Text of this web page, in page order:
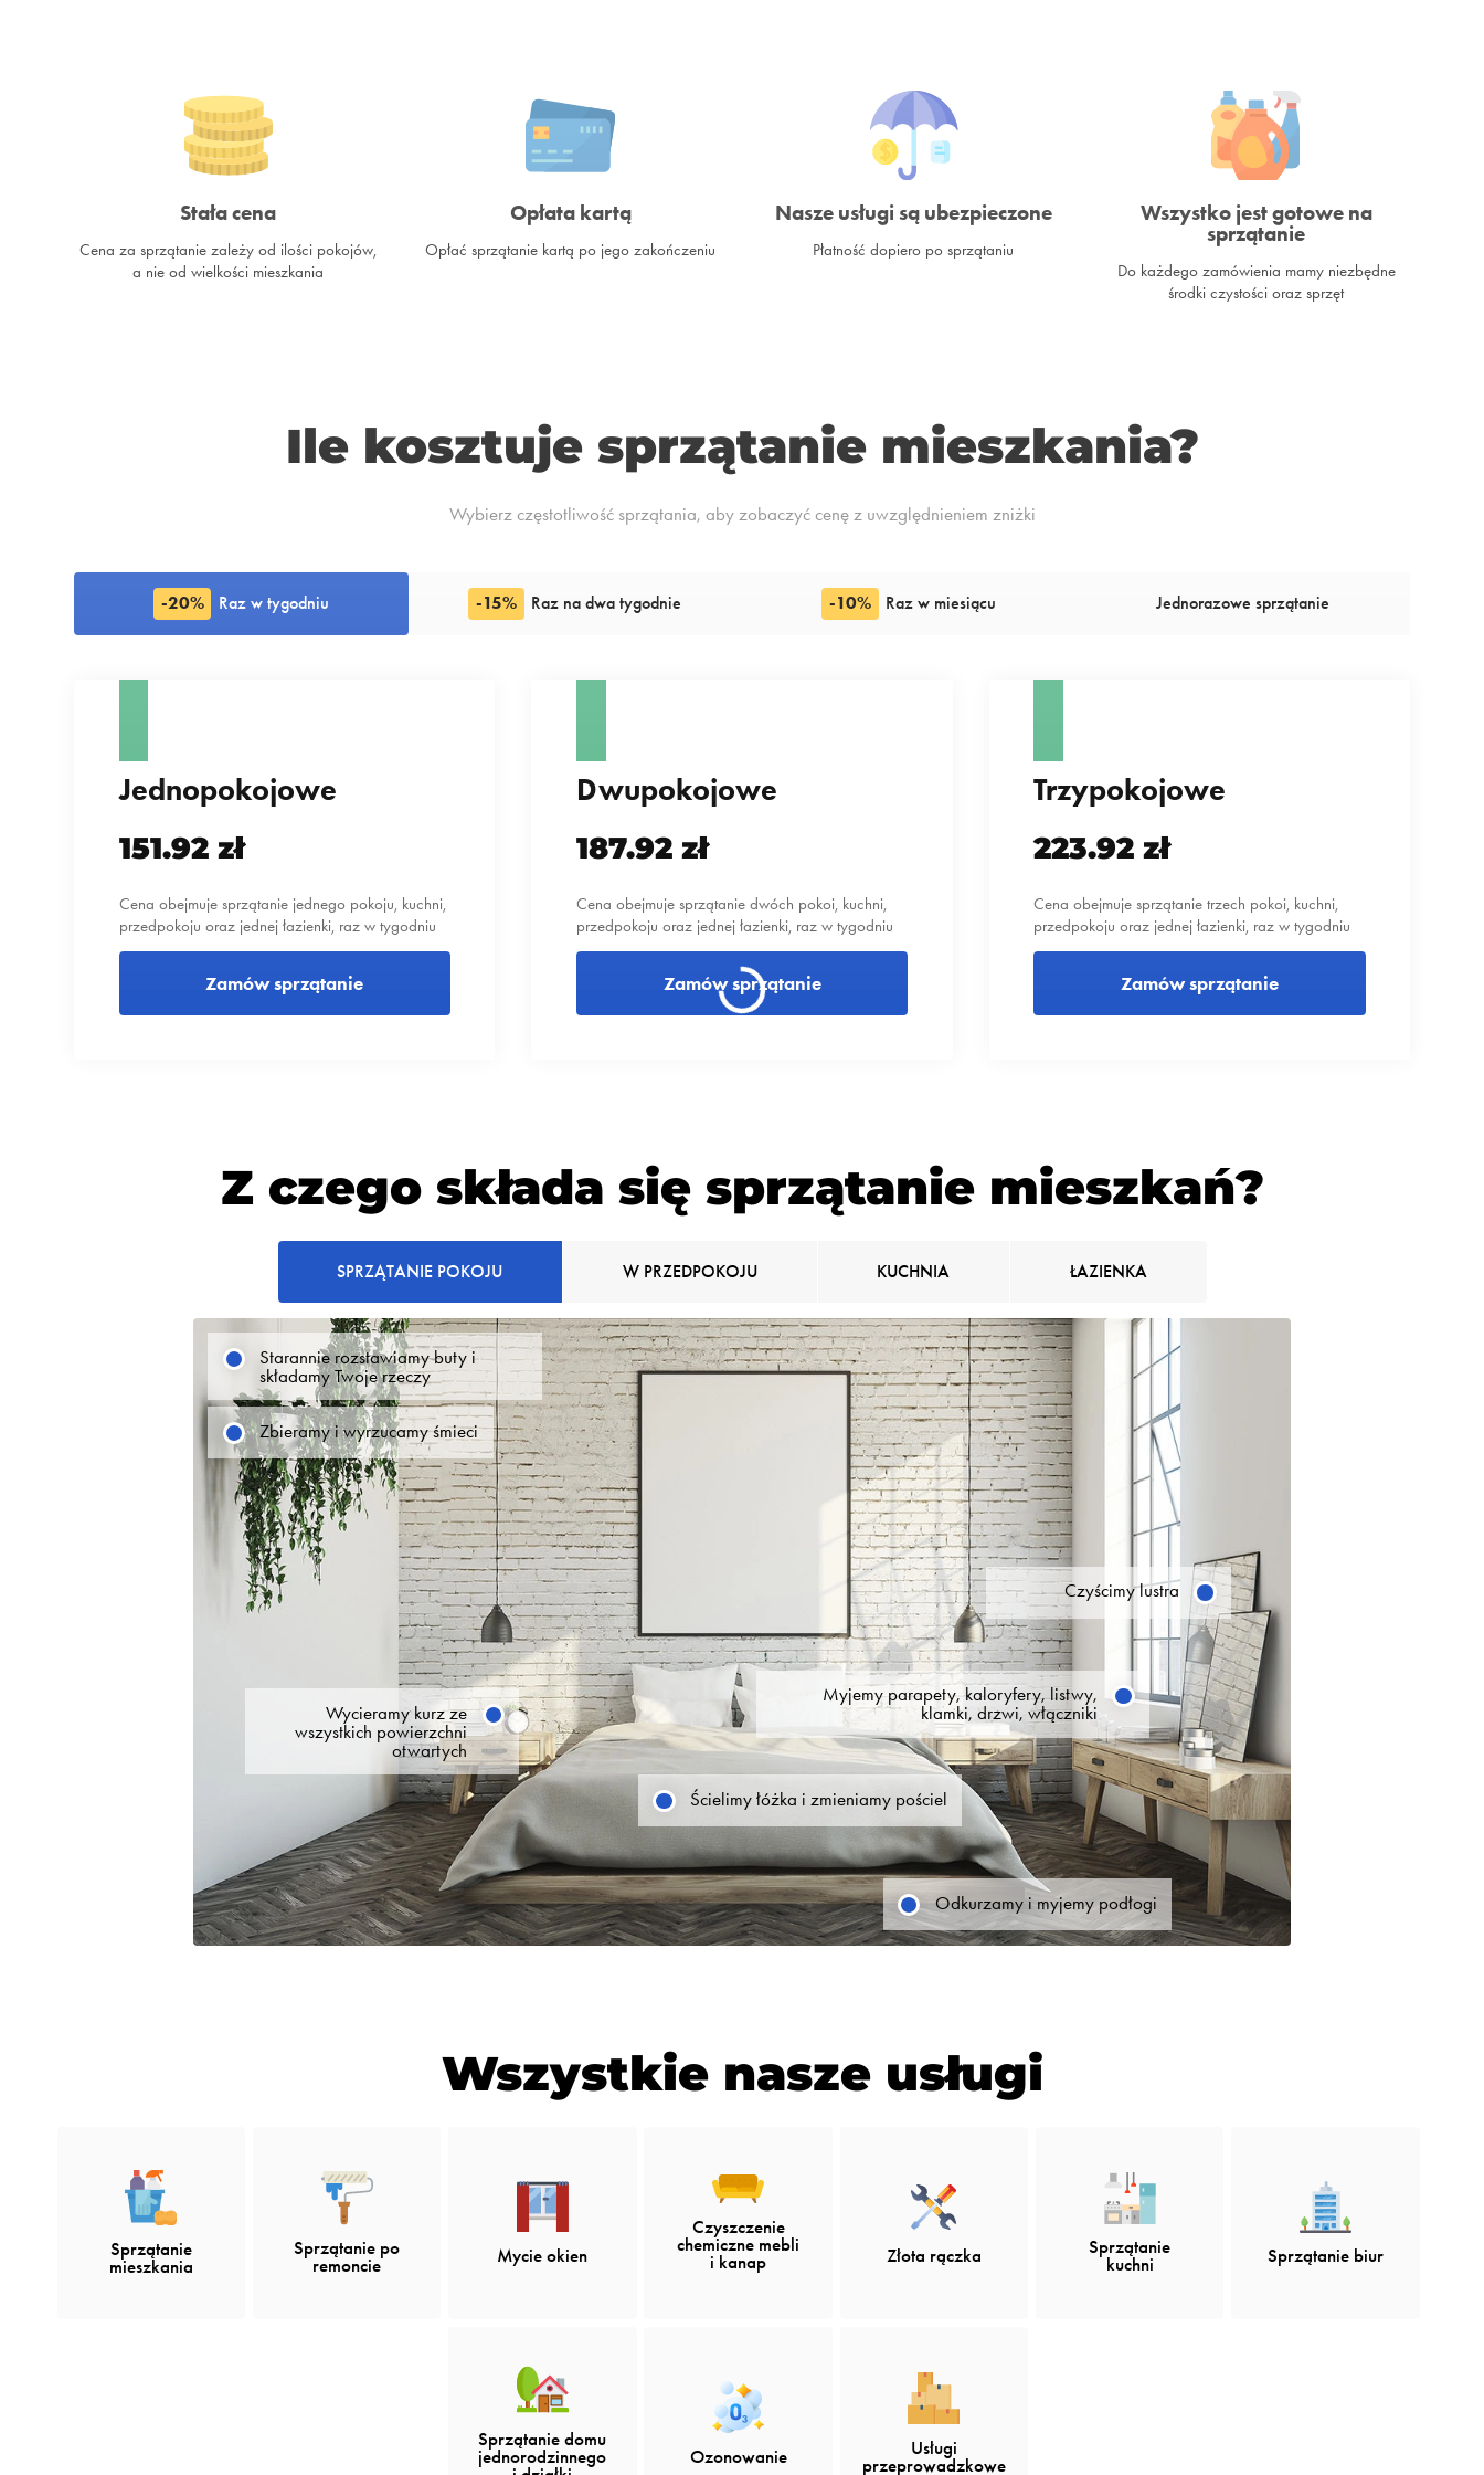
Stała cena
Cena za sprzątanie zależy od ilości pokojów,
a nie od wielkości mieszkania
Opłata kartą
Opłać sprzątanie kartą po jego zakończeniu
Nasze usługi są ubezpieczone
Płatność dopiero po sprzątaniu
Wszystko jest gotowe na
sprzątanie
Do każdego zamówienia mamy niezbędne
środki czystości oraz sprzęt
Ile kosztuje sprzątanie mieszkania?
Wybierz częstotliwość sprzątania, aby zobaczyć cenę z uwzględnieniem zniżki
-20% Raz w tygodniu -15% Raz na dwa tygodnie -10% Raz w miesiącu Jednorazowe sprzątanie
Jednopokojowe
151.92 zł
Cena obejmuje sprzątanie jednego pokoju, kuchni,
przedpokoju oraz jednej łazienki, raz w tygodniu
Zamów sprzątanie
Dwupokojowe
187.92 zł
Cena obejmuje sprzątanie dwóch pokoi, kuchni,
przedpokoju oraz jednej łazienki, raz w tygodniu
Zamów sprzątanie
Trzypokojowe
223.92 zł
Cena obejmuje sprzątanie trzech pokoi, kuchni,
przedpokoju oraz jednej łazienki, raz w tygodniu
Zamów sprzątanie
Z czego składa się sprzątanie mieszkań?
SPRZĄTANIE POKOJU W PRZEDPOKOJU KUCHNIA ŁAZIENKA
Wycieramy kurz ze
wszystkich powierzchni
otwartych
Starannie rozstawiamy buty i
składamy Twoje rzeczy
Ścielimy łóżka i zmieniamy pościel
Myjemy parapety, kaloryfery, listwy,
klamki, drzwi, włączniki
Odkurzamy i myjemy podłogi
Czyścimy lustra
Zbieramy i wyrzucamy śmieci
Wszystkie nasze usługi
Sprzątanie
mieszkania
Sprzątanie po
remoncie Mycie okien
Czyszczenie
chemiczne mebli
i kanap Złota rączka Sprzątanie
kuchni Sprzątanie biur
Sprzątanie domu
jednorodzinnego Ozonowanie Usługi
przeprowadzkowe